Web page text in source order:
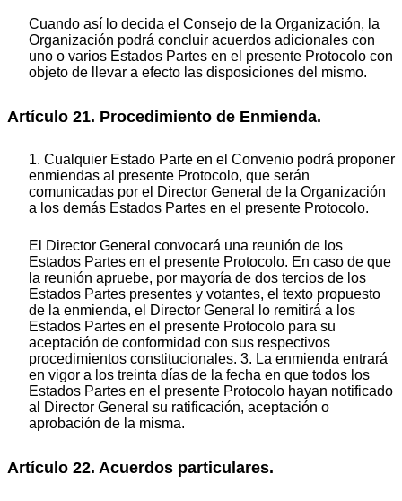
Cuando así lo decida el Consejo de la Organización, la
Organización podrá concluir acuerdos adicionales con
uno o varios Estados Partes en el presente Protocolo con
objeto de llevar a efecto las disposiciones del mismo.
Artículo 21. Procedimiento de Enmienda.
1. Cualquier Estado Parte en el Convenio podrá proponer
enmiendas al presente Protocolo, que serán
comunicadas por el Director General de la Organización
a los demás Estados Partes en el presente Protocolo.
El Director General convocará una reunión de los
Estados Partes en el presente Protocolo. En caso de que
la reunión apruebe, por mayoría de dos tercios de los
Estados Partes presentes y votantes, el texto propuesto
de la enmienda, el Director General lo remitirá a los
Estados Partes en el presente Protocolo para su
aceptación de conformidad con sus respectivos
procedimientos constitucionales. 3. La enmienda entrará
en vigor a los treinta días de la fecha en que todos los
Estados Partes en el presente Protocolo hayan notificado
al Director General su ratificación, aceptación o
aprobación de la misma.
Artículo 22. Acuerdos particulares.